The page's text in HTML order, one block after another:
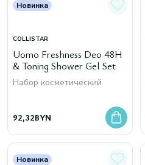
Новинка
COLLISTAR
Uomo Freshness Deo 48H
& Toning Shower Gel Set
Набор косметический
92,32BYN
Новинка